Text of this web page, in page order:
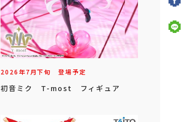
2026年7月下旬 登場予定
初音ミク T-most フィギュア